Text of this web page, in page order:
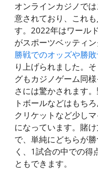
オンラインカジノで
意されており、これ
す。2022年はワール
がスポーツベッティン
勝戦でのオッズや勝
り上げられました。
グもカジノゲーム同
さには驚かされます
トボールなどはもち
クリケットなど少し
になっています。賭
で、単純にどちらが
く、1試合の中での得
ともできます。